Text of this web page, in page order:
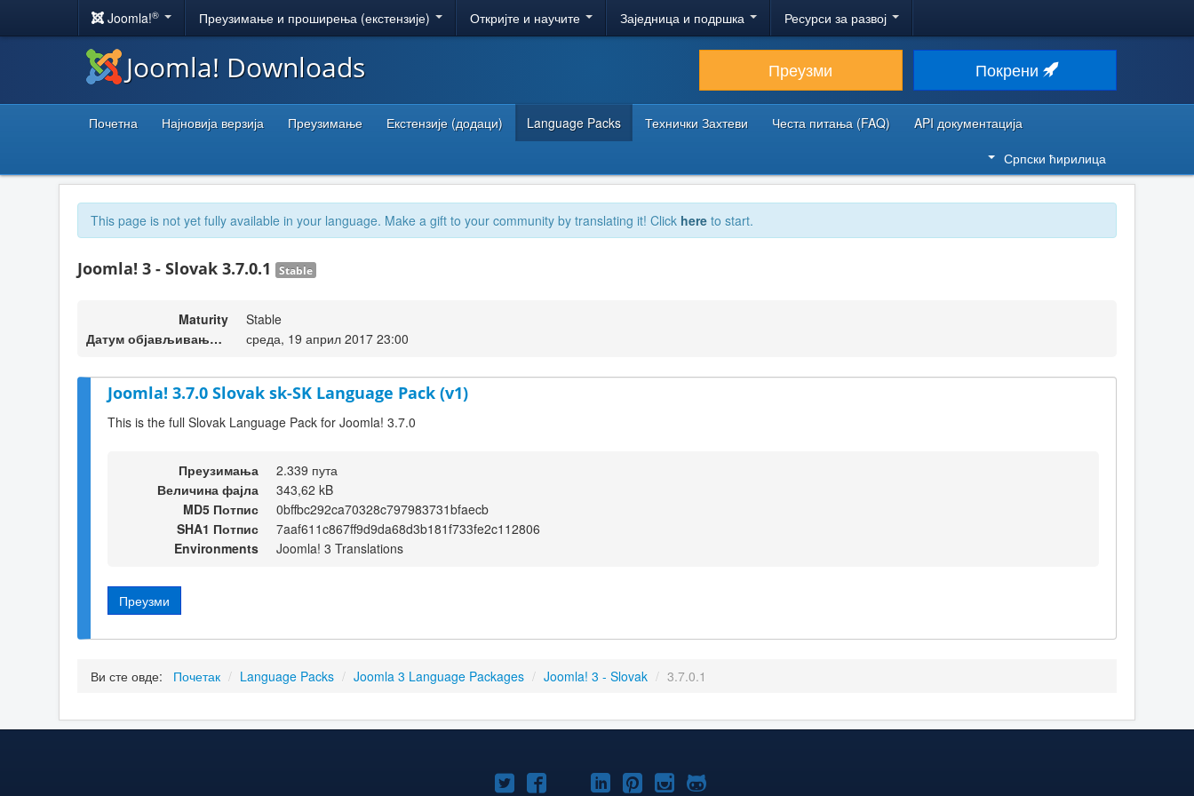
Joomla!® Преузимање и проширења (екстензије) Откријте и научите Заједница и подршка Ресурси за развој
Joomla! Downloads Преузми Покрени
Почетна Најновија верзија Преузимање Екстензије (додаци) Language Packs Технички Захтеви Честа питања (FAQ)
API документација
Српски ћирилица
This page is not yet fully available in your language. Make a gift to your community by translating it! Click here to start.
Joomla! 3 - Slovak 3.7.0.1 Stable
Maturity
Stable
Датум објављивања верзије
среда, 19 април 2017 23:00
Joomla! 3.7.0 Slovak sk-SK Language Pack (v1)
This is the full Slovak Language Pack for Joomla! 3.7.0
Преузимања
2.339 пута
Величина фајла
343,62 kB
MD5 Потпис
0bffbc292ca70328c797983731bfaecb
SHA1 Потпис
7aaf611c867ff9d9da68d3b181f733fe2c112806
Environments
Joomla! 3 Translations
Преузми
Ви сте овде: Почетак / Language Packs / Joomla 3 Language Packages / Joomla! 3 - Slovak / 3.7.0.1
Joomla!Joomla!Joomla!
Joomla!Joomla!
Joomla!Joomla!